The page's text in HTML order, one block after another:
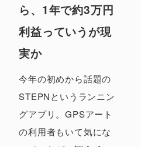
ら、1年で約3万円
利益っていうが現
実か
今年の初めから話題の
STEPNというランニン
グアプリ。GPSアート
の利用者もいて気にな